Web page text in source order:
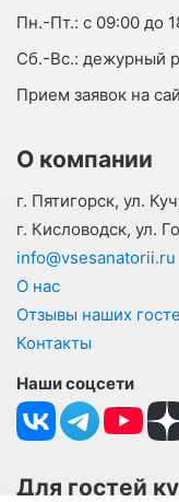
Пн.-Пт.: с 09:00 до
Cб.-Вс.: дежурный
Прием заявок на
О компании
г. Пятигорск, ул.
г. Кисловодск, ул.
info@vsesanatorii.ru
О нас
Отзывы наших
Контакты
Наши соцсети
Для гостей